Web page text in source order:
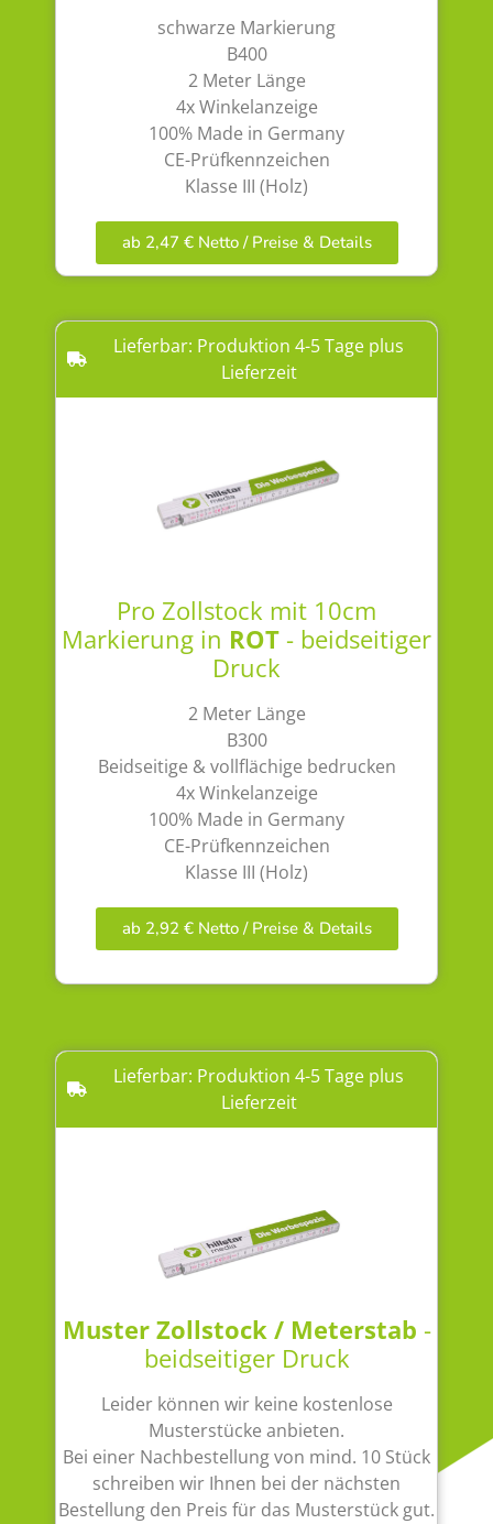
schwarze Markierung
B400
2 Meter Länge
4x Winkelanzeige
100% Made in Germany
CE-Prüfkennzeichen
Klasse III (Holz)
ab 2,47 € Netto / Preise & Details
Lieferbar: Produktion 4-5 Tage plus
Lieferzeit
Pro Zollstock mit 10cm
Markierung in ROT- beidseitiger
Druck
2 Meter Länge
B300
Beidseitige & vollflächige bedrucken
4x Winkelanzeige
100% Made in Germany
CE-Prüfkennzeichen
Klasse III (Holz)
ab 2,92 € Netto / Preise & Details
Lieferbar: Produktion 4-5 Tage plus
Lieferzeit
Muster Zollstock / Meterstab -
beidseitiger Druck
Leider können wir keine kostenlose
Musterstücke anbieten.
Bei einer Nachbestellung von mind. 10 Stück
schreiben wir Ihnen bei der nächsten
Bestellung den Preis für das Musterstück gut.